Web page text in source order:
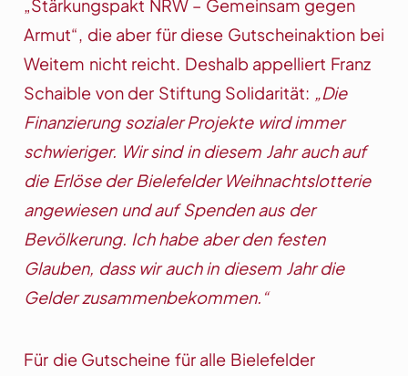
„Stärkungspakt NRW – Gemeinsam gegen
Armut“, die aber für diese Gutscheinaktion bei
Weitem nicht reicht. Deshalb appelliert Franz
Schaible von der Stiftung Solidarität: „Die
Finanzierung sozialer Projekte wird immer
schwieriger. Wir sind in diesem Jahr auch auf
die Erlöse der Bielefelder Weihnachtslotterie
angewiesen und auf Spenden aus der
Bevölkerung. Ich habe aber den festen
Glauben, dass wir auch in diesem Jahr die
Gelder zusammenbekommen.“
Für die Gutscheine für alle Bielefelder